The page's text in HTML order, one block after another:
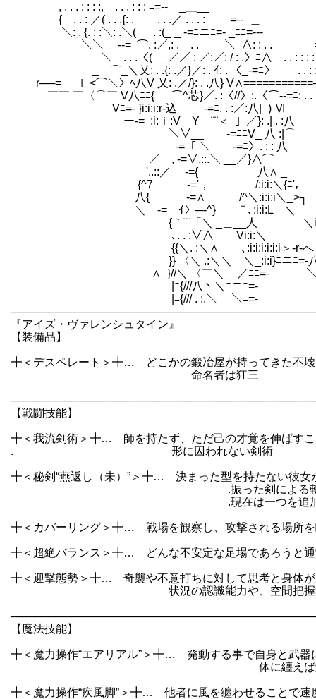
, . . . : : : :, . . . : : : ﾆ=-- _＿__
{ . . : ／( . . .{: . _ . . .／ . . . : ___ =--_＿
＼: . {. : :＼: .＼( . :(_ _ -=ﾆニﾆ=- _ﾆﾆ=---
＼＼ --=ﾆ⌒. :／,: . . . ＼ﾆ∧: : . . ﾆ
＼ . . .〈( __／／ : ／:／: / : .〉ﾆ∧ . . : :
_＿⌒_＼乂: . .{: .／}／: . ｲ: . 〈_-=ﾆ〉 . . :
r──=ﾆニ」<⌒＼〉ﾍ八V 乂: .／/}: . .八}
￣￣ ￣〈⌒￣ V八ﾆﾆ{ ⌒^芯}／. :〈//〉:.〈⌒--
Vﾆ=- }i:i:i:r‐込 __ -=ﾆ. . :／:八|_)
ー‐=ﾆ:i:ｉ:VﾆﾆY ¨¨＜ﾆ」／}: .|
＼∨__ -=ﾆﾆV_
_ -=「 ＼ -=ﾆ〉. : : 八
／ , -=∨.::.＼ __／
'..::／ -={ 八∧ _
{^7 -='， /:i:i:＼{ﾆ'，
八{ -=∧ /^＼:i:i:i＼_>┐
＼ -=ﾆﾆｲ〉─‐^} ¨ ､:i:i:L ＼
{｀¨¨「＼ _＿__人 ＼i:i:ｉ:
､. . :∨∧ Vi:i:＼__ -=ﾆi:>
{{＼. :＼∧ ､:i:i:i:i:i:i＞‐r‐へ〈､. :
}} 〈＼ .:＼＼ ＼_:i:i}ﾆニﾆ=-八)⌒
∧_}//＼ 〈￣＼__／ﾆﾆ=- ＼
|ﾆ{///八丶＼ﾆニﾆ=-
|ﾆ{/// . :.＼ ＼ﾆ
『アイズ・ヴァレンシュタイン』
【装備品】
╋＜デスペレート＞╋… どこかの鍛冶屋が持ってきた不壊
命名者は狂三
【戦闘技能】
╋＜我流剣術＞╋… 師を持たず、ただ己の才覚を伸ばすこ
. 形に囚われない剣術
╋＜秘剣“燕返し（未）”＞╋… 決まった型を持たない彼女
.振った剣による斬撃とは全く違った斬
.現在は一つを追加するのが限界だが
╋＜カバーリング＞╋… 戦場を観察し、攻撃される場所を
╋＜超絶バランス＞╋… どんな不安定な足場であろうと通
╋＜迎撃態勢＞╋… 奇襲や不意打ちに対して思考と身体が
状況の認識能力や、空間把握能力
【魔法技能】
╋＜魔力操作“エアリアル”＞╋… 発動する事で自身と武器
体に纏えば触れる事すら出来
╋＜魔力操作“疾風脚”＞╋… 他者に風を纏わせることで速